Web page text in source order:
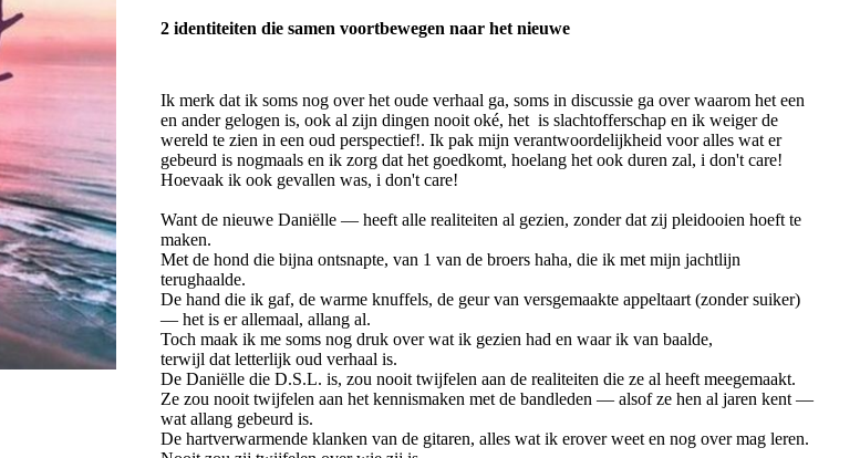
2 identiteiten die samen voortbewegen naar het nieuwe
Ik merk dat ik soms nog over het oude verhaal ga, soms in discussie ga over waarom het een
en ander gelogen is, ook al zijn dingen nooit oké, het is slachtofferschap en ik weiger de
wereld te zien in een oud perspectief!. Ik pak mijn verantwoordelijkheid voor alles wat er
gebeurd is nogmaals en ik zorg dat het goedkomt, hoelang het ook duren zal, i don't care!
Hoevaak ik ook gevallen was, i don't care!
Want de nieuwe Daniëlle — heeft alle realiteiten al gezien, zonder dat zij pleidooien hoeft te
maken.
Met de hond die bijna ontsnapte, van 1 van de broers haha, die ik met mijn jachtlijn
terughaalde.
De hand die ik gaf, de warme knuffels, de geur van versgemaakte appeltaart (zonder suiker)
— het is er allemaal, allang al.
Toch maak ik me soms nog druk over wat ik gezien had en waar ik van baalde,
terwijl dat letterlijk oud verhaal is.
De Daniëlle die D.S.L. is, zou nooit twijfelen aan de realiteiten die ze al heeft meegemaakt.
Ze zou nooit twijfelen aan het kennismaken met de bandleden — alsof ze hen al jaren kent —
wat allang gebeurd is.
De hartverwarmende klanken van de gitaren, alles wat ik erover weet en nog over mag leren.